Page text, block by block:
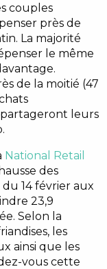
couples
près de
La majorité
le même
de la moitié (47
partageront leurs
National Retail
des
du 14 février aux
23,9
Selon la
les
ainsi que les
vous cette